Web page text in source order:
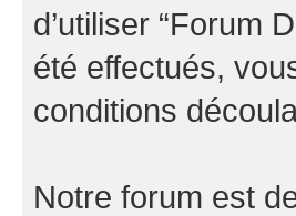
d’utiliser “Forum
été effectués,
conditions
Notre forum est